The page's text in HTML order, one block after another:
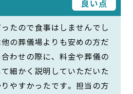
良い点
たので食事はしませんでし
の葬儀場よりも安めの方だ
わせの際に、料金や葬儀の
細かく説明していただいた
やすかったです。担当の方